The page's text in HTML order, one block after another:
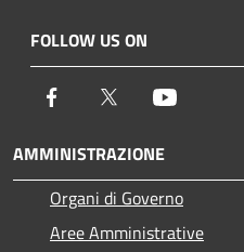
FOLLOW US ON
Facebook Twitter
AMMINISTRAZIONE
Organi di Governo
Aree Amministrative